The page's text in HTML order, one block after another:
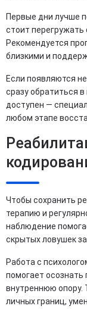
Первые дни лучше
стоит перегружать
Рекомендуется
близкими и
Если появляются
сразу обратиться
доступен —
любом этапе
Чтобы сохранить
терапию и
наблюдение
скрытых ловушек
Работа с
помогает
внутреннюю опору.
личных границ,